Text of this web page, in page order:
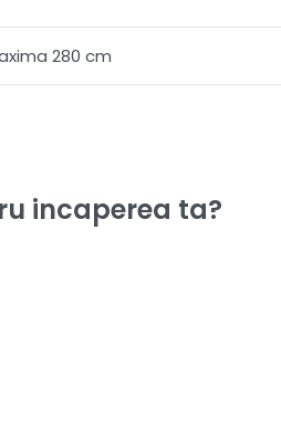
280 cm
incaperea ta?